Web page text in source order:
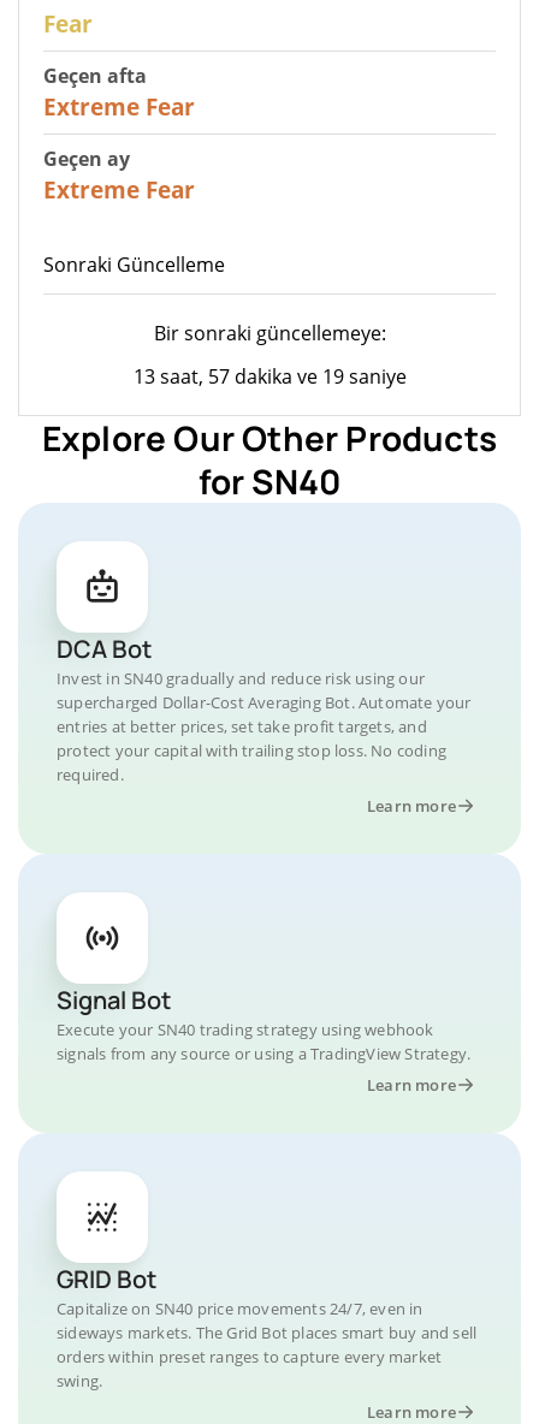
Fear
Geçen afta
Extreme Fear
Geçen ay
Extreme Fear
Sonraki Güncelleme
Bir sonraki güncellemeye:
13 saat, 57 dakika ve 19 saniye
Explore Our Other Products
for SN40
DCA Bot
Invest in SN40 gradually and reduce risk using our
supercharged Dollar-Cost Averaging Bot. Automate your
entries at better prices, set take profit targets, and
protect your capital with trailing stop loss. No coding
required.
Learn more
Signal Bot
Execute your SN40 trading strategy using webhook
signals from any source or using a TradingView Strategy.
Learn more
GRID Bot
Capitalize on SN40 price movements 24/7, even in
sideways markets. The Grid Bot places smart buy and sell
orders within preset ranges to capture every market
swing.
Learn more